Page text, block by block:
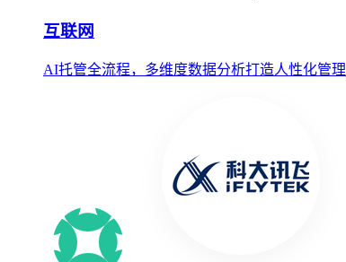
互联网
AI托管全流程，多维度数据分析打造人性化管理